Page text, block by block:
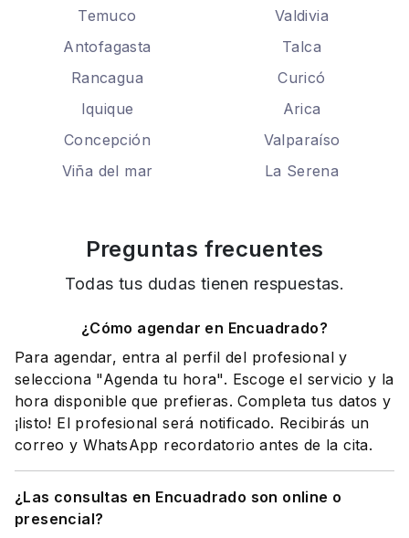
Temuco
Valdivia
Antofagasta
Talca
Rancagua
Curicó
Iquique
Arica
Concepción
Valparaíso
Viña del mar
La Serena
Preguntas frecuentes
Todas tus dudas tienen respuestas.
¿Cómo agendar en Encuadrado?
Para agendar, entra al perfil del profesional y
selecciona "Agenda tu hora". Escoge el servicio y la
hora disponible que prefieras. Completa tus datos y
¡listo! El profesional será notificado. Recibirás un
correo y WhatsApp recordatorio antes de la cita.
¿Las consultas en Encuadrado son online o
presencial?